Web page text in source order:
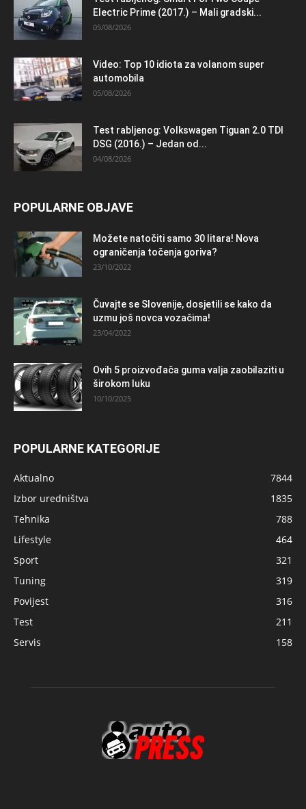
Electric Prime (2017.) – Mali gradski...
05/08/2026
Video: Top 10 idiota za volanom super
automobila
05/08/2026
Test rabljenog: Volkswagen Tiguan 2.0 TDI
DSG (2016.) – Jedan od...
04/08/2026
POPULARNE OBJAVE
Možete natočiti samo 30 litara! Nova
ograničenja točenja goriva?
23/10/2022
Čuvajte se Slovenije, dosjetili se kako da
uzmu još novca vozačima!
23/04/2022
Ovih 5 proizvođača guma valja zaobilaziti u
širokom luku
10/10/2025
POPULARNE KATEGORIJE
Aktualno
7844
Izbor uredništva
1835
Tehnika
788
Lifestyle
464
Sport
321
Tuning
319
Povijest
316
Test
211
Servis
158